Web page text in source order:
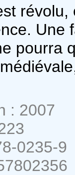
Une
pourra
: 2007
0235-9